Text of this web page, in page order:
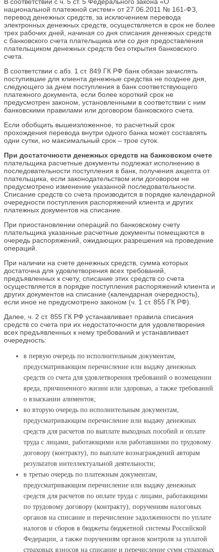
национальной платежной систем» от 27.06.2011 № 161-ФЗ,
перевод денежных средств, за исключением перевода
электронных денежных средств, осуществляется в срок не более
трех рабочих дней, начиная со дня списания денежных средств
с банковского счета плательщика или со дня предоставления
плательщиком денежных средств без открытия банковского
счета.
В соответствии с абз. 1 ст. 849 ГК РФ банк обязан зачислять
поступившие для клиента денежные средства не позднее дня,
следующего за днем поступления в банк соответствующего
платежного документа, если более короткий срок не
предусмотрен законом, установленными в соответствии с ним
банковскими правилами или договором банковского счета.
Если обобщить вышеизложенное, то расчетный срок
прохождения перевода внутри одного банка может составлять
одни сутки, но максимальный срок – трое суток.
При достаточности денежных средств на банковском счете
плательщика расчетные документы подлежат исполнению в
последовательности поступления в банк, получения акцепта от
плательщика, если законодательством или договором не
предусмотрено изменение указанной последовательности.
Списание средств со счета производится в порядке календарной
очередности поступления распоряжений клиента и других
платежных документов на списание.
При приостановлении операций по банковскому счету
плательщика указанные расчетные документы помещаются в
очередь распоряжений, ожидающих разрешения на проведение
операций.
При наличии на счете денежных средств, сумма которых
достаточна для удовлетворения всех требований,
предъявленных к счету, списание этих средств со счета
осуществляется в порядке поступления распоряжений клиента и
других документов на списание (календарная очередность),
если иное не предусмотрено законом (ч. 1 ст. 855 ГК РФ).
Далее, ч. 2 ст. 855 ГК РФ устанавливает правила списания
средств со счета при их недостаточности для удовлетворения
всех предъявленных к нему требований и устанавливает
очередность:
в первую очередь по исполнительным документам,
предусматривающим перечисление или выдачу денежных
средств со счета для удовлетворения требований о возмещении
вреда, причиненного жизни или здоровью, а также требований
о взыскании алиментов;
во вторую очередь по исполнительным документам,
предусматривающим перечисление или выдачу денежных
средств для расчетов по выплате выходных пособий и оплате
труда с лицами, работающими или работавшими по трудовому
договору (контракту), по выплате вознаграждений авторам
результатов интеллектуальной деятельности;
в третью очередь по платежным документам,
предусматривающим перечисление или выдачу денежных
средств для расчетов по оплате труда с лицами, работающими
по трудовому договору (контракту), поручениям налоговых
органов на списание и перечисление задолженности по уплате
налогов и сборов в бюджеты бюджетной системы Российской
Федерации, а также поручениям органов контроля за уплатой
страховых взносов на списание и перечисление сумм страховых